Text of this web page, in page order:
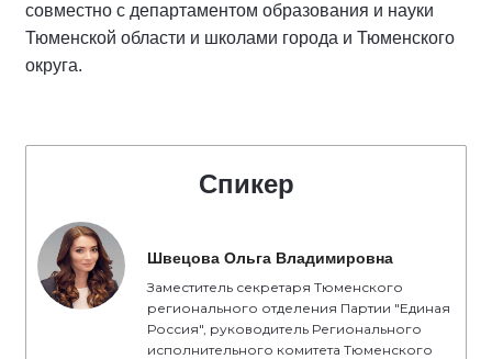
совместно с департаментом образования и науки
Тюменской области и школами города и Тюменского
округа.
Спикер
Швецова Ольга Владимировна
Заместитель секретаря Тюменского
регионального отделения Партии "Единая
Россия", руководитель Регионального
исполнительного комитета Тюменского